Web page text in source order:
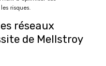
risques.
réseaux
de Mellstroy